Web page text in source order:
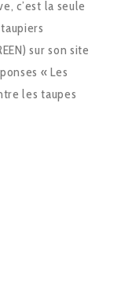
c’est la seule
sur son site
« Les
les taupes